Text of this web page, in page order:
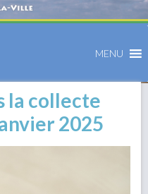
MENU
la collecte
2025